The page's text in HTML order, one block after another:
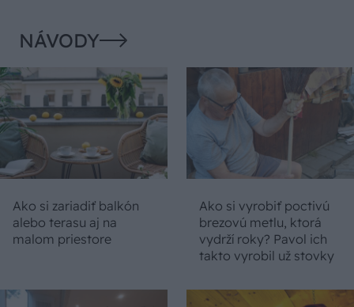
NÁVODY
Ako si zariadiť balkón
alebo terasu aj na
malom priestore
Ako si vyrobiť poctivú
brezovú metlu, ktorá
vydrží roky? Pavol ich
takto vyrobil už stovky